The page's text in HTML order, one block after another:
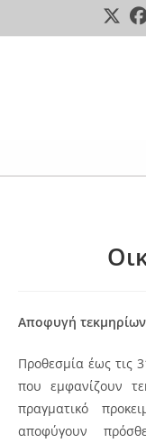
to
Αποφυγή τεκμηρίων
Προθεσμία έως τις
που εμφανίζουν
πραγματικό
αποφύγουν